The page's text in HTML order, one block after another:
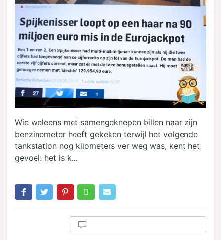
Wie weleens met samengeknepen billen naar zijn
benzinemeter heeft gekeken terwijl het volgende
tankstation nog kilometers ver weg was, kent het
gevoel: het is k...